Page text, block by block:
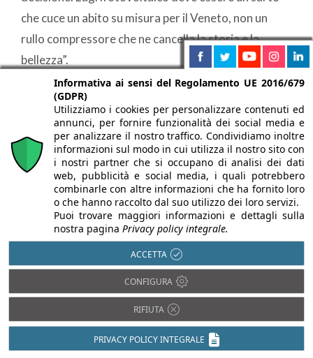
che cuce un abito su misura per il Veneto, non un
rullo compressore che ne cancella la storia e la
bellezza”.
Attenzione al paesaggio
Quali strumenti utilizzare per accompagnare le
trasformazioni indotte dalla presenza di impianti
agrivoltaici sul territorio evitando che si traducano
in un temuto impatto visivo sul paesaggio? Le
strategie per affrontare questo aspetto
convergono in primis sulprogetto
ambitoENEAlavora a partire dal 2021 secondo un
concetto di“agrivoltaico sostenibile” che integra
energia e agricoltura nella dimensione del
paesaggio. Sono diverse le attività di ricerca
finanziate nell’ambito delprogetto“Fotovoltaico
Informativa ai sensi del Regolamento UE 2016/679
(GDPR)
Utilizziamo i cookies per personalizzare contenuti ed
annunci, per fornire funzionalità dei social media e
per analizzare il nostro traffico. Condividiamo inoltre
informazioni sul modo in cui utilizza il nostro sito con
i nostri partner che si occupano di analisi dei dati
web, pubblicità e social media, i quali potrebbero
combinarle con altre informazioni che ha fornito loro
o che hanno raccolto dal suo utilizzo dei loro servizi.
Puoi trovare maggiori informazioni e dettagli sulla
nostra pagina Privacy policy integrale.
ACCETTA
CONFIGURA
RIFIUTA
PRIVACY POLICY INTEGRALE